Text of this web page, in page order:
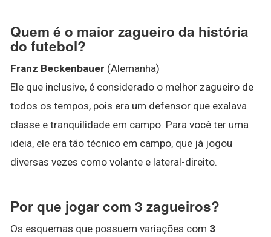
Quem é o maior zagueiro da história
do futebol?
Franz Beckenbauer (Alemanha)
Ele que inclusive, é considerado o melhor zagueiro de
todos os tempos, pois era um defensor que exalava
classe e tranquilidade em campo. Para você ter uma
ideia, ele era tão técnico em campo, que já jogou
diversas vezes como volante e lateral-direito.
Por que jogar com 3 zagueiros?
Os esquemas que possuem variações com 3